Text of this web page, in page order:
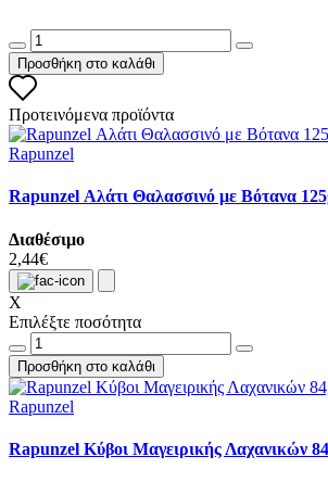
Προσθήκη στο καλάθι
Προτεινόμενα προϊόντα
Rapunzel
Rapunzel Αλάτι Θαλασσινό με Βότανα
Διαθέσιμο
2,44€
X
Επιλέξτε ποσότητα
Προσθήκη στο καλάθι
Rapunzel
Rapunzel Κύβοι Μαγειρικής Λαχανικών